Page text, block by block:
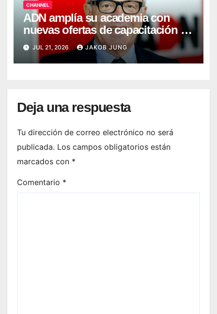
CHANNEL
ADN amplía su academia con
nuevas ofertas de capacitación en
IA JUL 21, 2026 JAKOB JUNG
Deja una respuesta
Tu dirección de correo electrónico no será
publicada. Los campos obligatorios están
marcados con *
Comentario *